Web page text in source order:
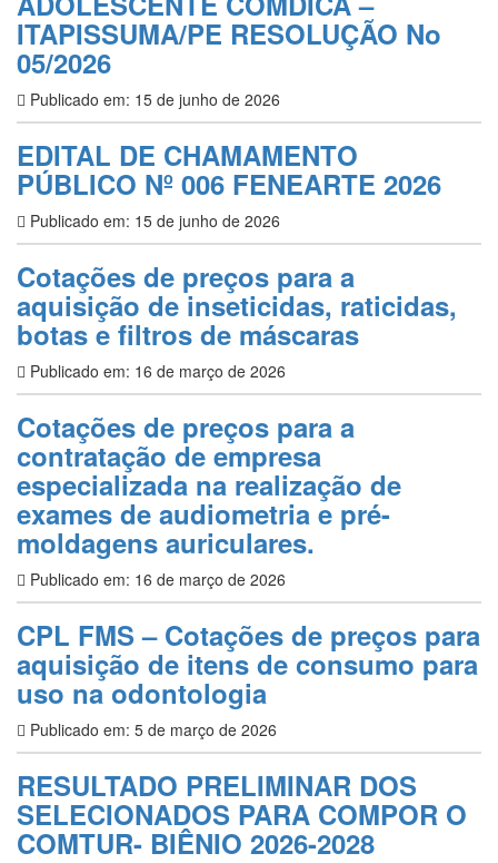
ITAPISSUMA/PE RESOLUÇÃO No
05/2026
Publicado em: 15 de junho de 2026
EDITAL DE CHAMAMENTO
PÚBLICO Nº 006 FENEARTE 2026
Publicado em: 15 de junho de 2026
Cotações de preços para a
aquisição de inseticidas, raticidas,
botas e filtros de máscaras
Publicado em: 16 de março de 2026
Cotações de preços para a
contratação de empresa
especializada na realização de
exames de audiometria e pré-
moldagens auriculares.
Publicado em: 16 de março de 2026
CPL FMS – Cotações de preços para
aquisição de itens de consumo para
uso na odontologia
Publicado em: 5 de março de 2026
RESULTADO PRELIMINAR DOS
SELECIONADOS PARA COMPOR O
COMTUR- BIÊNIO 2026-2028